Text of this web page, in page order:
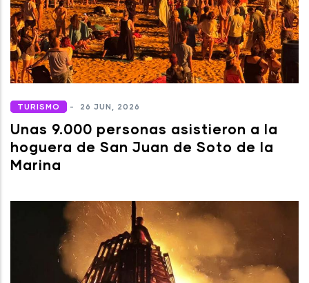
TURISMO - 26 JUN, 2026
Unas 9.000 personas asistieron a la
hoguera de San Juan de Soto de la
Marina